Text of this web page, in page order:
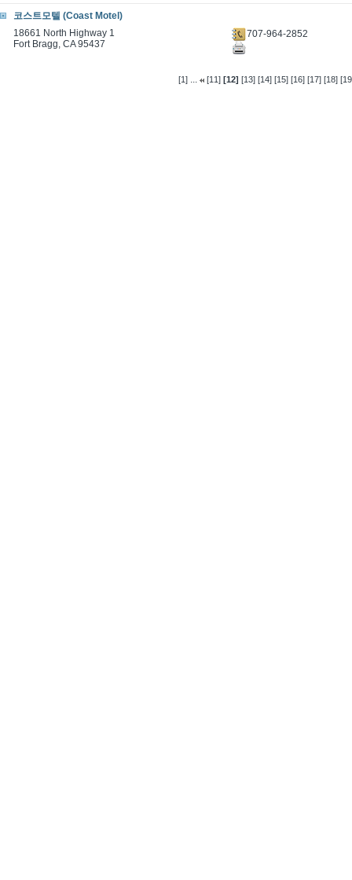
코스트모텔 (Coast Motel)
18661 North Highway 1
Fort Bragg, CA 95437
707-964-2852
[1] ... [11] [12] [13] [14] [15] [16] [17] [18]